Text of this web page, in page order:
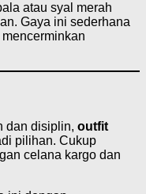
atau syal merah
Gaya ini sederhana
dan disiplin, outfit
pilihan. Cukup
celana kargo dan